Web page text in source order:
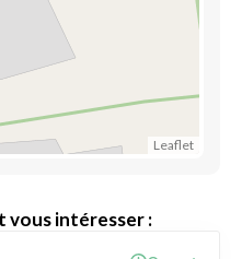
Leaflet
vous intéresser :